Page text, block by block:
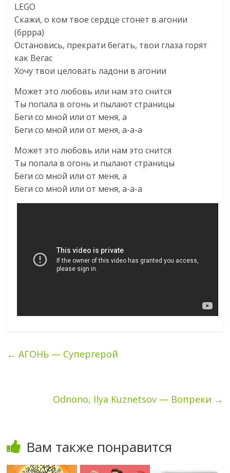
LEGO
Скажи, о ком твое сердце стонет в агонии
(бррра)
Остановись, прекрати бегать, твои глаза горят
как Вегас
Хочу твои целовать ладони в агонии
Может это любовь или нам это снится
Ты попала в огонь и пылают страницы
Беги со мной или от меня, а
Беги со мной или от меня, а-а-а
Может это любовь или нам это снится
Ты попала в огонь и пылают страницы
Беги со мной или от меня, а
Беги со мной или от меня, а-а-а
← АГОНЬ — Супергерой
Odnono, Ilya Kuznetsov — Вопреки →
Вам также понравится